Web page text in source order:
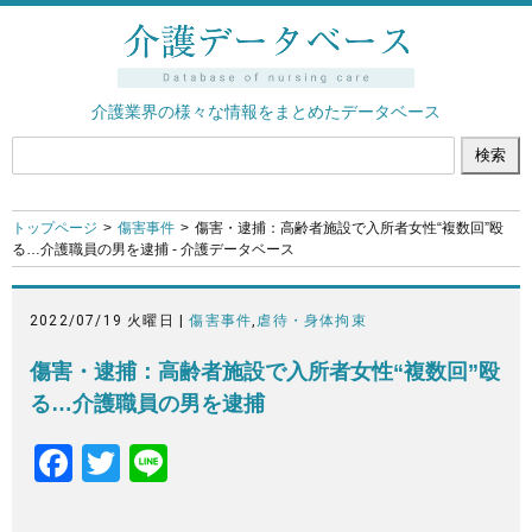
介護業界の様々な情報をまとめたデータベース
トップページ 傷害事件
傷害・逮捕：高齢者施設で入所者女性“複数回”殴
る…介護職員の男を逮捕 - 介護データベース
2022/07/19 火曜日 |傷害事件, 虐待・身体拘束
傷害・逮捕：高齢者施設で入所者女性“複数回”殴
る…介護職員の男を逮捕
F
T